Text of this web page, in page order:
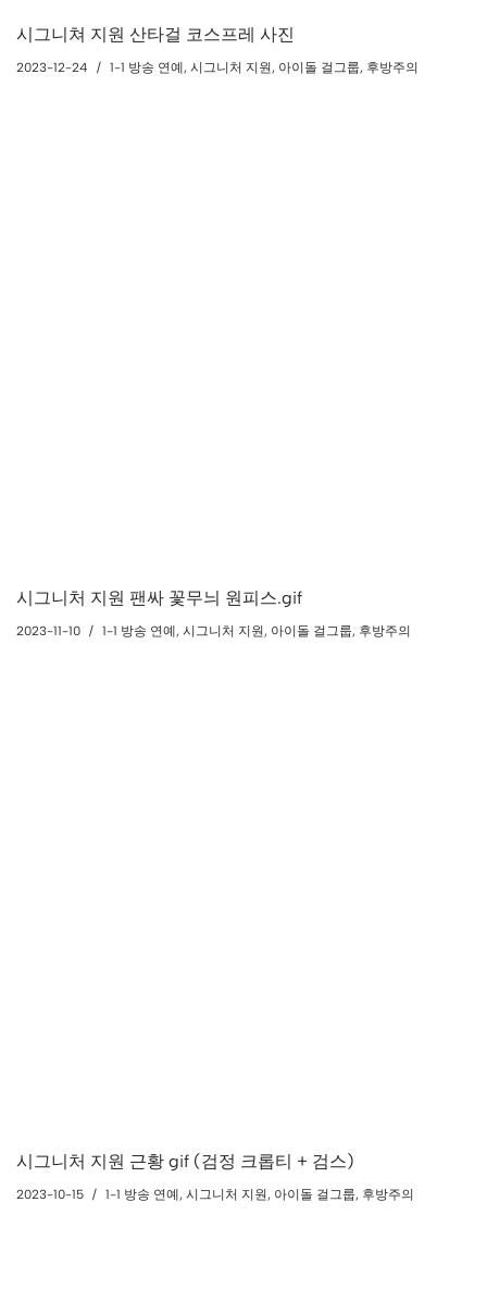
시그니쳐 지원 산타걸 코스프레 사진
2023-12-24 1-1 방송 연예, 시그니처 지원, 아이돌 걸그룹, 후방주의
시그니처 지원 팬싸 꽃무늬 원피스.gif
2023-11-10 1-1 방송 연예, 시그니처 지원, 아이돌 걸그룹, 후방주의
시그니처 지원 근황 gif (검정 크롭티 + 검스)
2023-10-15 1-1 방송 연예, 시그니처 지원, 아이돌 걸그룹, 후방주의